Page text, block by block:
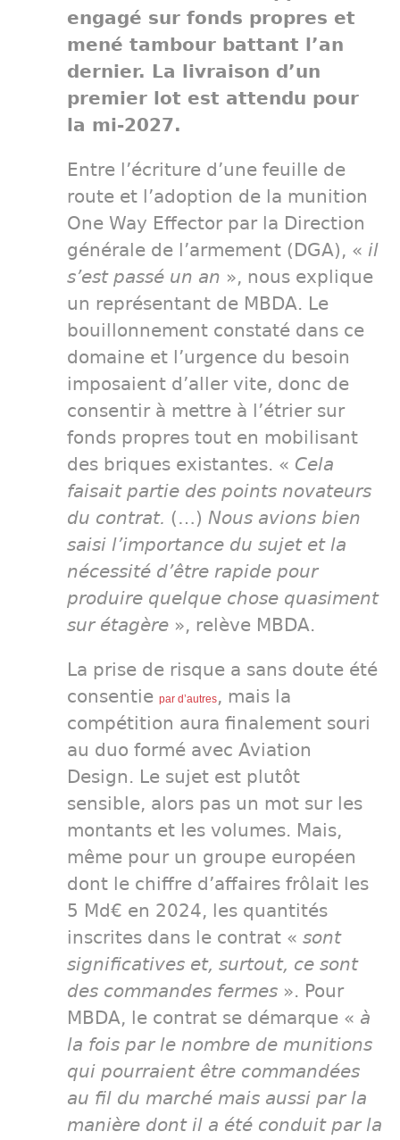
engagé sur fonds propres et
mené tambour battant l’an
dernier. La livraison d’un
premier lot est attendu pour
la mi-2027.
Entre l’écriture d’une feuille de
route et l’adoption de la munition
One Way Effector par la Direction
générale de l’armement (DGA), « il
s’est passé un an », nous explique
un représentant de MBDA. Le
bouillonnement constaté dans ce
domaine et l’urgence du besoin
imposaient d’aller vite, donc de
consentir à mettre à l’étrier sur
fonds propres tout en mobilisant
des briques existantes. « Cela
faisait partie des points novateurs
du contrat. (…) Nous avions bien
saisi l’importance du sujet et la
nécessité d’être rapide pour
produire quelque chose quasiment
sur étagère », relève MBDA.
La prise de risque a sans doute été
consentie par d’autres, mais la
compétition aura finalement souri
au duo formé avec Aviation
Design. Le sujet est plutôt
sensible, alors pas un mot sur les
montants et les volumes. Mais,
même pour un groupe européen
dont le chiffre d’affaires frôlait les
5 Md€ en 2024, les quantités
inscrites dans le contrat « sont
significatives et, surtout, ce sont
des commandes fermes ». Pour
MBDA, le contrat se démarque « à
la fois par le nombre de munitions
qui pourraient être commandées
au fil du marché mais aussi par la
manière dont il a été conduit par la